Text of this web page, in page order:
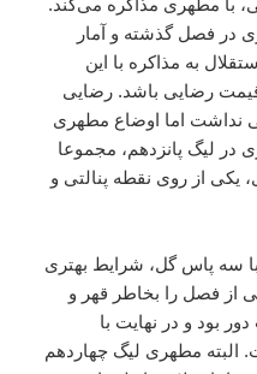
با مطهری مذاکره می‌کند.
در فصل گذشته و آمار
به مذاکره با این
قیمت رضایی باشد. رضایی
خوبی نداشت اما اوضاع مطهری
در لیگ پانزدهم، مجموعا
یکی از روی نقطه پنالتی و
سه پاس گل، شرایط بهتری
فصل را بخاطر قهر و
بود و در نهایت با
مطهری لیگ چهاردهم